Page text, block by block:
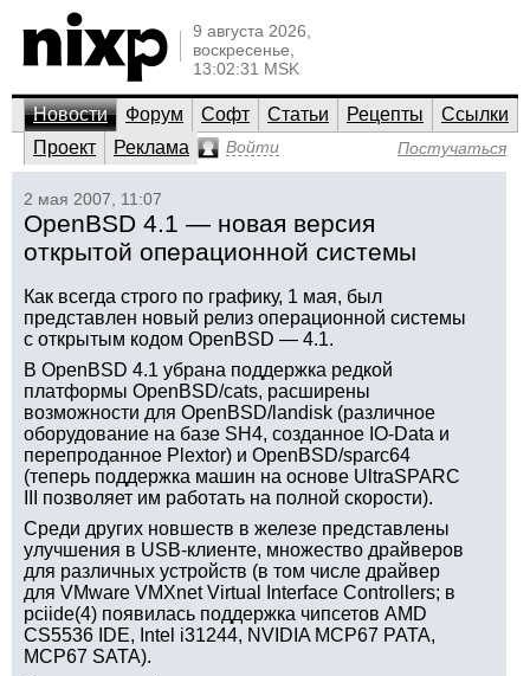
9 августа 2026,
воскресенье,
13:02:31 MSK
Новости Форум Софт Статьи Рецепты
Ссылки
Проект
Реклама Войти Постучаться
2 мая 2007, 11:07
OpenBSD 4.1 — новая версия
открытой операционной системы
Как всегда строго по графику, 1 мая, был
представлен новый релиз операционной системы
с открытым кодом OpenBSD — 4.1.
В OpenBSD 4.1 убрана поддержка редкой
платформы OpenBSD/cats, расширены
возможности для OpenBSD/landisk (различное
оборудование на базе SH4, созданное IO-Data и
перепроданное Plextor) и OpenBSD/sparc64
(теперь поддержка машин на основе UltraSPARC
III позволяет им работать на полной скорости).
Среди других новшеств в железе представлены
улучшения в USB-клиенте, множество драйверов
для различных устройств (в том числе драйвер
для VMware VMXnet Virtual Interface Controllers; в
pciide(4) появилась поддержка чипсетов AMD
CS5536 IDE, Intel i31244, NVIDIA MCP67 PATA,
MCP67 SATA).